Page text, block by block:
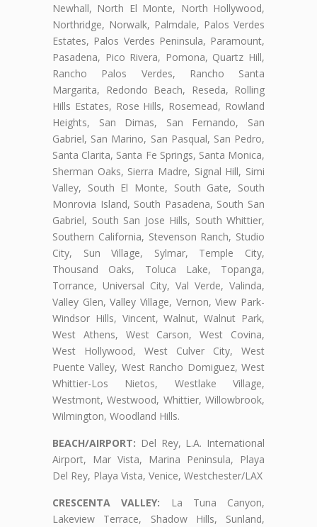
Newhall, North El Monte, North Hollywood,
Northridge, Norwalk, Palmdale, Palos Verdes
Estates, Palos Verdes Peninsula, Paramount,
Pasadena, Pico Rivera, Pomona, Quartz Hill,
Rancho Palos Verdes, Rancho Santa
Margarita, Redondo Beach, Reseda, Rolling
Hills Estates, Rose Hills, Rosemead, Rowland
Heights, San Dimas, San Fernando, San
Gabriel, San Marino, San Pasqual, San Pedro,
Santa Clarita, Santa Fe Springs, Santa Monica,
Sherman Oaks, Sierra Madre, Signal Hill, Simi
Valley, South El Monte, South Gate, South
Monrovia Island, South Pasadena, South San
Gabriel, South San Jose Hills, South Whittier,
Southern California, Stevenson Ranch, Studio
City, Sun Village, Sylmar, Temple City,
Thousand Oaks, Toluca Lake, Topanga,
Torrance, Universal City, Val Verde, Valinda,
Valley Glen, Valley Village, Vernon, View Park-
Windsor Hills, Vincent, Walnut, Walnut Park,
West Athens, West Carson, West Covina,
West Hollywood, West Culver City, West
Puente Valley, West Rancho Domiguez, West
Whittier-Los Nietos, Westlake Village,
Westmont, Westwood, Whittier, Willowbrook,
Wilmington, Woodland Hills.
BEACH/AIRPORT: Del Rey, L.A. International
Airport, Mar Vista, Marina Peninsula, Playa
Del Rey, Playa Vista, Venice, Westchester/LAX
CRESCENTA VALLEY: La Tuna Canyon,
Lakeview Terrace, Shadow Hills, Sunland,